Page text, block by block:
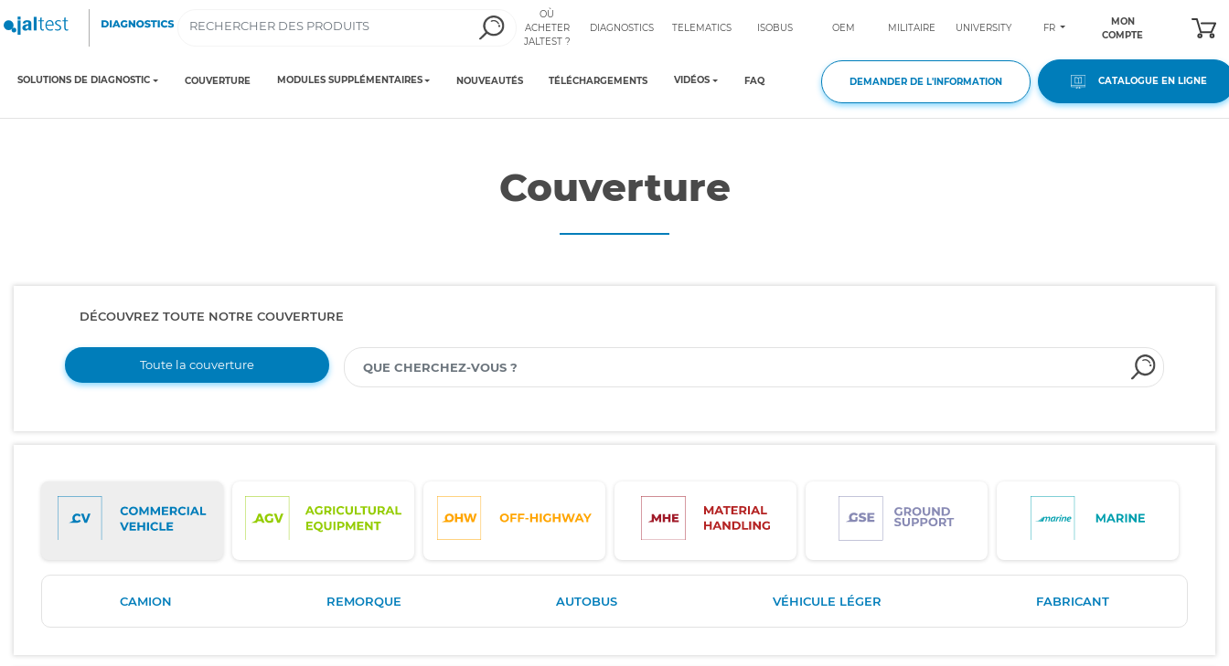
OÙ
ACHETER
JALTEST ?
DIAGNOSTICS TELEMATICS ISOBUS OEM MILITAIRE UNIVERSITY FR
MON
COMPTE
SOLUTIONS DE DIAGNOSTIC COUVERTURE MODULES SUPPLÉMENTAIRES NOUVEAUTÉS TÉLÉCHARGEMENTS VIDÉOS FAQ DEMANDER DE L'INFORMATION CATALOGUE EN LIGNE
Couverture
DÉCOUVREZ TOUTE NOTRE COUVERTURE
Toute la couverture
CAMION REMORQUE AUTOBUS VÉHICULE LÉGER FABRICANT